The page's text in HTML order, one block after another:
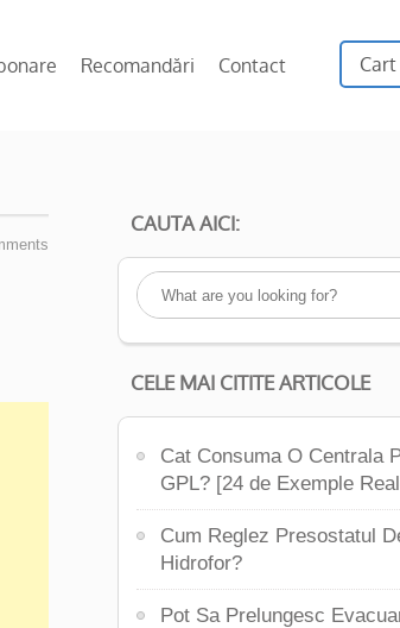
Recomandări Contact
CAUTA AICI:
CELE MAI CITITE ARTICOLE
Cat Consuma O Centrala
GPL? [24 de Exemple
Cum Reglez Presostatul
Hidrofor?
Pot Sa Prelungesc